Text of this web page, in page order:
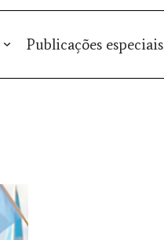
Publicações especiais